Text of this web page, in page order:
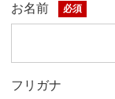
お名前 必須
フリガナ